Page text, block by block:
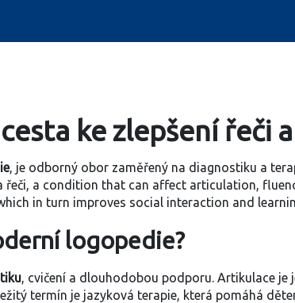
ke zlepšení řeči
, je odborný obor zaměřený na diagnostiku a
řeči, a condition that can affect articulation,
in turn improves social interaction and
logopedie?
, cvičení a dlouhodobou podporu. Artikulace je
termín je jazyková terapie, která pomáhá